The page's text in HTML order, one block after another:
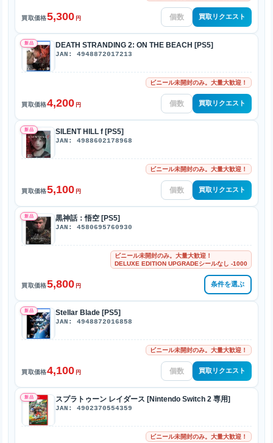
買取価格5,300 円 買取リクエスト
新品 DEATH STRANDING 2: ON THE BEACH [PS5]
JAN: 4948872017213
ビニール未開封のみ。大量大歓迎！
買取価格4,200 円 買取リクエスト
新品 SILENT HILL f [PS5]
JAN: 4988602178968
ビニール未開封のみ。大量大歓迎！
買取価格5,100 円 買取リクエスト
新品 黒神話：悟空 [PS5]
JAN: 4580695760930
ビニール未開封のみ。大量大歓迎！
DELUXE EDITION UPGRADEシールなし -1000
買取価格5,800 円 条件を選ぶ
新品 Stellar Blade [PS5]
JAN: 4948872016858
ビニール未開封のみ。大量大歓迎！
買取価格4,100 円 買取リクエスト
新品 スプラトゥーン レイダース [Nintendo Switch 2 専用]
JAN: 4902370554359
ビニール未開封のみ。大量大歓迎！